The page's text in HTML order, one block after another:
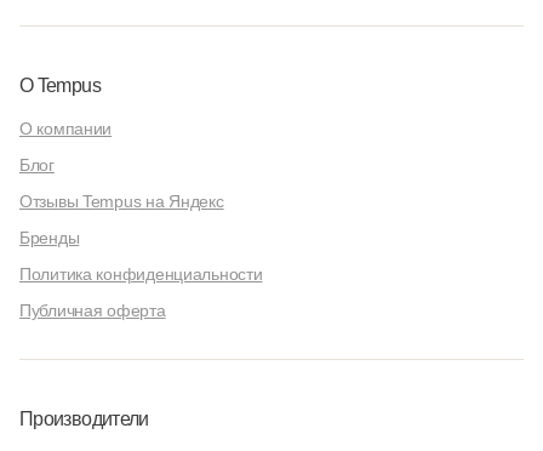
О Tempus
О компании
Блог
Отзывы Tempus на Яндекс
Бренды
Политика конфиденциальности
Публичная оферта
Производители